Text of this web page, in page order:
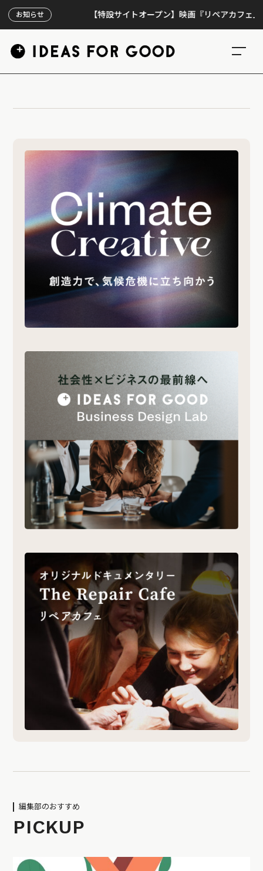
お知らせ 【特設サイトオープン】映画『リペアカフェ』、上
編集部のおすすめ
PICKUP